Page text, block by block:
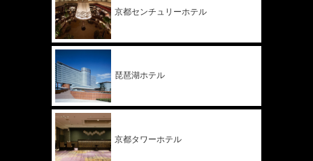
京都センチュリーホテル
琵琶湖ホテル
京都タワーホテル